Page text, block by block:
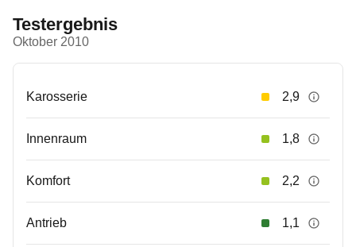
Testergebnis
Oktober 2010
Karosserie 2,9
Innenraum 1,8
Komfort 2,2
Antrieb 1,1